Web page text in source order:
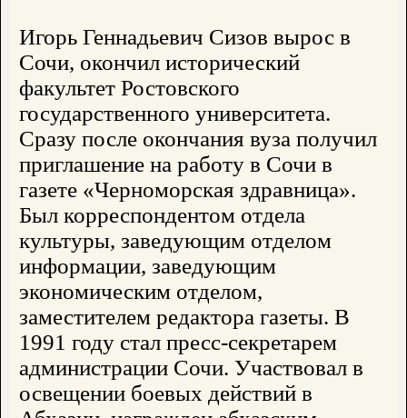
Игорь Геннадьевич Сизов вырос в
Сочи, окончил исторический
факультет Ростовского
государственного университета.
Сразу после окончания вуза получил
приглашение на работу в Сочи в
газете «Черноморская здравница».
Был корреспондентом отдела
культуры, заведующим отделом
информации, заведующим
экономическим отделом,
заместителем редактора газеты. В
1991 году стал пресс-секретарем
администрации Сочи. Участвовал в
освещении боевых действий в